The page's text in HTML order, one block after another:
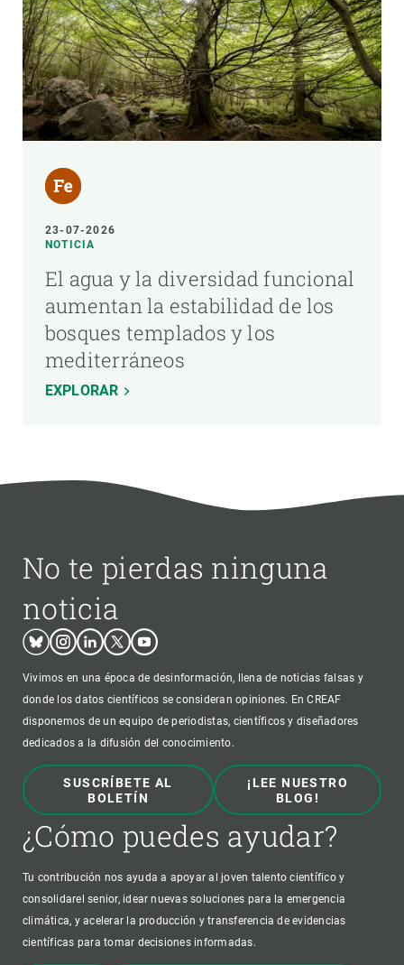
23-07-2026
NOTICIA
El agua y la diversidad funcional
aumentan la estabilidad de los
bosques templados y los
mediterráneos
EXPLORAR
No te pierdas ninguna
noticia
BlueskyInstagram
LinkedinTwitterYoutube
Vivimos en una época de desinformación, llena de noticias falsas y
donde los datos científicos se consideran opiniones. En CREAF
disponemos de un equipo de periodistas, científicos y diseñadores
dedicados a la difusión del conocimiento.
SUSCRÍBETE AL
BOLETÍN
¡LEE NUESTRO
BLOG!
¿Cómo puedes ayudar?
Tu contribución nos ayuda a apoyar al joven talento científico y
consolidarel senior, idear nuevas soluciones para la emergencia
climática, y acelerar la producción y transferencia de evidencias
científicas para tomar decisiones informadas.